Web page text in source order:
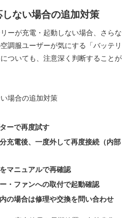
ない場合の追加対策
ーが充電・起動しない場合、さらな
調服ユーザーが気にする「バッテリ
ついても、注意深く判断することが
場合の追加対策
ーで再度試す
充電後、一度外して再度接続（内部
マニュアルで再確認
・ファンへの取付で起動確認
の場合は修理や交換を問い合わせ